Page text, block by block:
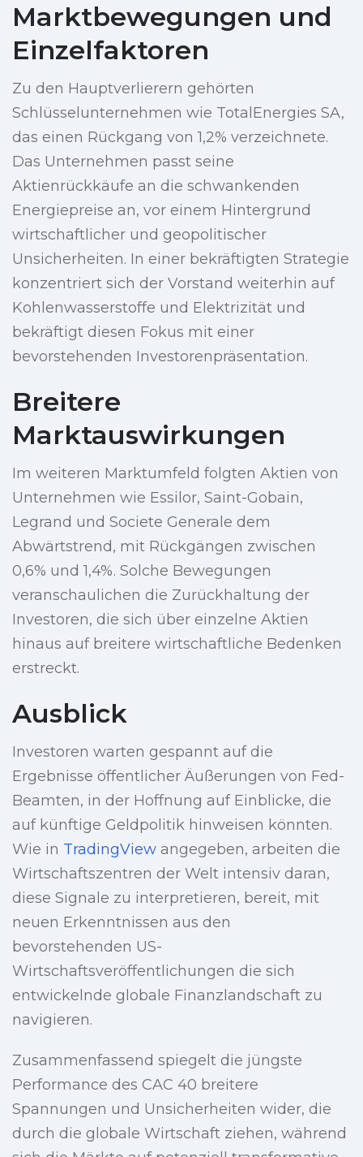
Marktbewegungen und
Einzelfaktoren
Zu den Hauptverlierern gehörten
Schlüsselunternehmen wie TotalEnergies SA,
das einen Rückgang von 1,2% verzeichnete.
Das Unternehmen passt seine
Aktienrückkäufe an die schwankenden
Energiepreise an, vor einem Hintergrund
wirtschaftlicher und geopolitischer
Unsicherheiten. In einer bekräftigten Strategie
konzentriert sich der Vorstand weiterhin auf
Kohlenwasserstoffe und Elektrizität und
bekräftigt diesen Fokus mit einer
bevorstehenden Investorenpräsentation.
Breitere
Marktauswirkungen
Im weiteren Marktumfeld folgten Aktien von
Unternehmen wie Essilor, Saint-Gobain,
Legrand und Societe Generale dem
Abwärtstrend, mit Rückgängen zwischen
0,6% und 1,4%. Solche Bewegungen
veranschaulichen die Zurückhaltung der
Investoren, die sich über einzelne Aktien
hinaus auf breitere wirtschaftliche Bedenken
erstreckt.
Ausblick
Investoren warten gespannt auf die
Ergebnisse öffentlicher Äußerungen von Fed-
Beamten, in der Hoffnung auf Einblicke, die
auf künftige Geldpolitik hinweisen könnten.
Wie in TradingView angegeben, arbeiten die
Wirtschaftszentren der Welt intensiv daran,
diese Signale zu interpretieren, bereit, mit
neuen Erkenntnissen aus den
bevorstehenden US-
Wirtschaftsveröffentlichungen die sich
entwickelnde globale Finanzlandschaft zu
navigieren.
Zusammenfassend spiegelt die jüngste
Performance des CAC 40 breitere
Spannungen und Unsicherheiten wider, die
durch die globale Wirtschaft ziehen, während